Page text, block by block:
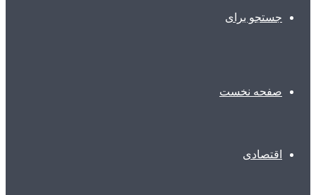
جستجو برای
صفحه نخست
اقتصادی